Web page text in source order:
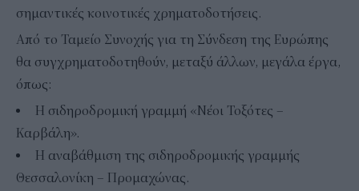
σημαντικές κοινοτικές χρηματοδοτήσεις.
Από το Ταμείο Συνοχής για τη Σύνδεση της Ευρώπης
θα συγχρηματοδοτηθούν, μεταξύ άλλων, μεγάλα έργα,
όπως:
Η σιδηροδρομική γραμμή «Νέοι Τοξότες –
Καρβάλη».
Η αναβάθμιση της σιδηροδρομικής γραμμής
Θεσσαλονίκη – Προμαχώνας.